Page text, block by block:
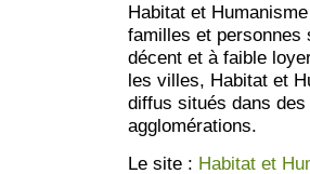
Habitat et
familles et personnes
décent et à faible
les villes, Habitat et
diffus situés dans
agglomérations.
Le site : Habitat et